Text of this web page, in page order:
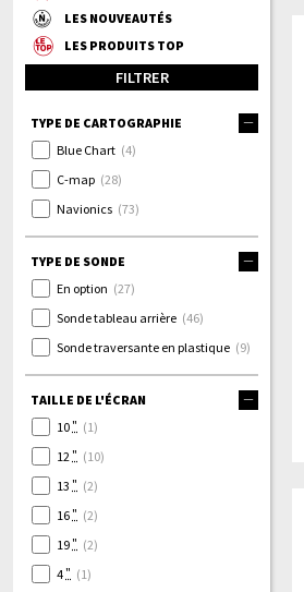
LES NOUVEAUTÉS
LES PRODUITS TOP
FILTRER
TYPE DE CARTOGRAPHIE
Blue Chart (4)
C-map (28)
Navionics (73)
TYPE DE SONDE
En option (27)
Sonde tableau arrière (46)
Sonde traversante en plastique (9)
TAILLE DE L'ÉCRAN
10" (1)
12 " (10)
13 " (2)
16" (2)
19" (2)
4" (1)